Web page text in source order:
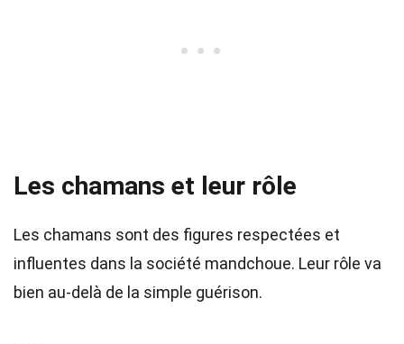
Les chamans et leur rôle
Les chamans sont des figures respectées et
influentes dans la société mandchoue. Leur rôle va
bien au-delà de la simple guérison.